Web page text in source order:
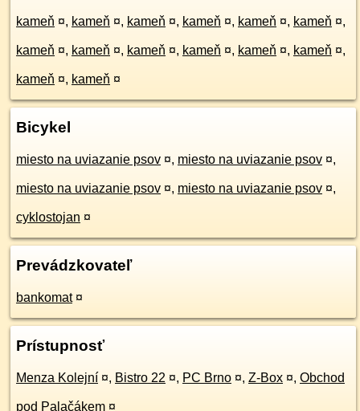
kameň ¤, kameň ¤, kameň ¤, kameň ¤, kameň ¤, kameň ¤,
kameň ¤, kameň ¤, kameň ¤, kameň ¤, kameň ¤, kameň ¤,
kameň ¤, kameň ¤
Bicykel
miesto na uviazanie psov ¤, miesto na uviazanie psov ¤,
miesto na uviazanie psov ¤, miesto na uviazanie psov ¤,
cyklostojan ¤
Prevádzkovateľ
bankomat ¤
Prístupnosť
Menza Kolejní ¤, Bistro 22 ¤, PC Brno ¤, Z-Box ¤, Obchod
pod Palačákem ¤